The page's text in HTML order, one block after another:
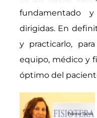
fundamentado
dirigidas. En
y practicarlo,
equipo, médico y
óptimo del